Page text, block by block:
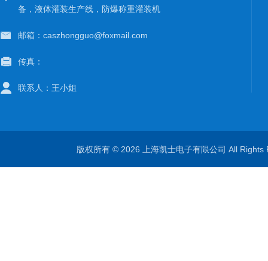
备，液体灌装生产线，防爆称重灌装机
邮箱：caszhongguo@foxmail.com
传真：
联系人：王小姐
版权所有 © 2026 上海凯士电子有限公司 All